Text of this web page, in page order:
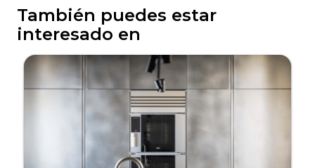
También puedes estar
interesado en